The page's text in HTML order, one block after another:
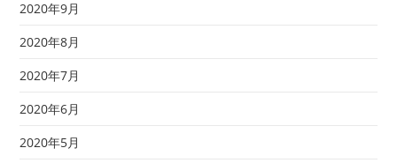
2020年9月
2020年8月
2020年7月
2020年6月
2020年5月